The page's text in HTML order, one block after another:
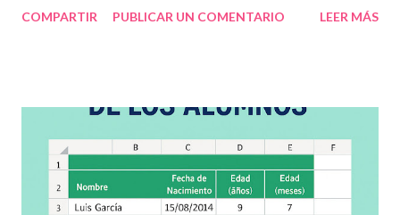
infantil , y promover la convivencia escolar armónica . Desde el
actividades educativas que podrás aplicar fácilmente en tu
grupo, desde preescolar hasta sexto grado de primaria. 🧠
Objetivos clave de la jornada Promover entornos seguros y
COMPARTIR PUBLICAR UN COMENTARIO LEER MÁS